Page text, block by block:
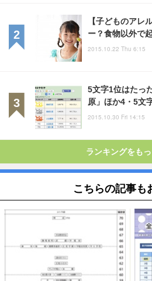
【子どものアレ
ー？食物以外で
2015.10.22 Thu 6:15
5文字1位はたっ
原」ほか4・5文
2015.10.30 Fri 14:15
ランキングをも
こちらの記事も